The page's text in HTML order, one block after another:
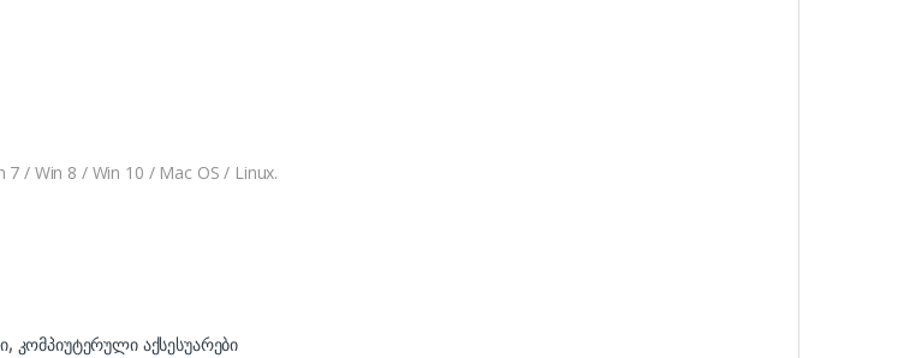
7 / Win 8 / Win 10 / Mac OS / Linux.
, კომპიუტერული აქსესუარები